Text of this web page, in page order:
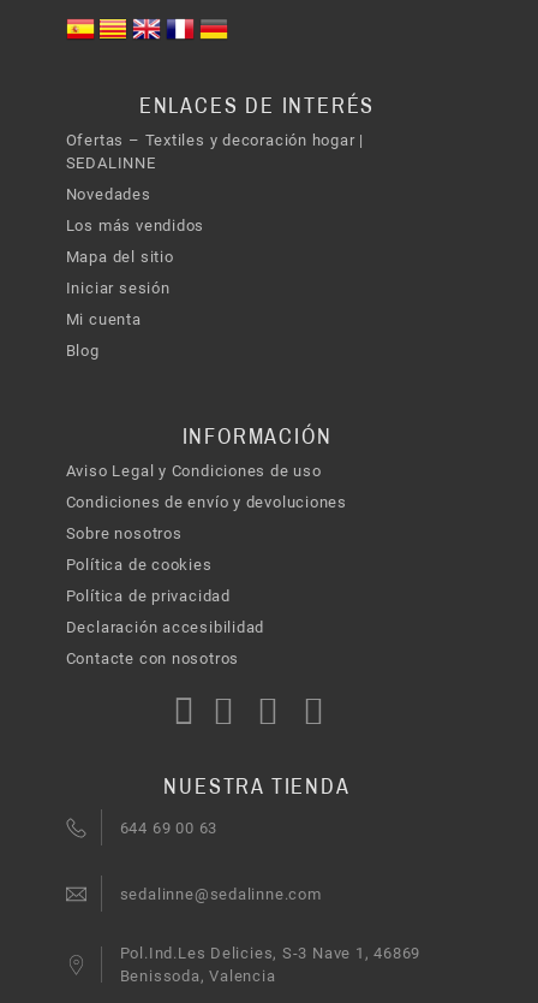
ENLACES DE INTERÉS
Ofertas – Textiles y decoración hogar |
SEDALINNE
Novedades
Los más vendidos
Mapa del sitio
Iniciar sesión
Mi cuenta
Blog
INFORMACIÓN
Aviso Legal y Condiciones de uso
Condiciones de envío y devoluciones
Sobre nosotros
Política de cookies
Política de privacidad
Declaración accesibilidad
Contacte con nosotros
NUESTRA TIENDA
644 69 00 63
sedalinne@sedalinne.com
Pol.Ind.Les Delicies, S-3 Nave 1, 46869
Benissoda, Valencia